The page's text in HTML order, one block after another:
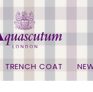
TRENCH COAT